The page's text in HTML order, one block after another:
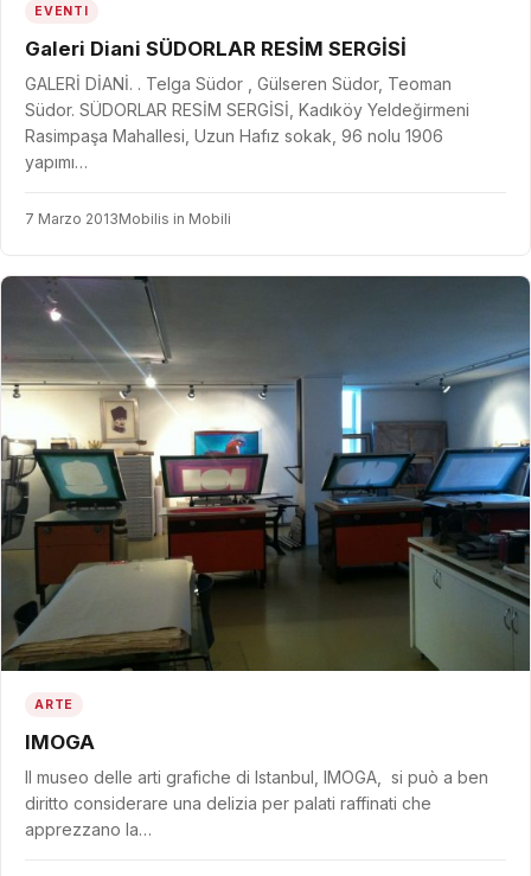
EVENTI
Galeri Diani SÜDORLAR RESİM SERGİSİ
GALERİ DİANİ. . Telga Südor , Gülseren Südor, Teoman
Südor. SÜDORLAR RESİM SERGİSİ, Kadıköy Yeldeğirmeni
Rasimpaşa Mahallesi, Uzun Hafız sokak, 96 nolu 1906
yapımı…
7 Marzo 2013Mobilis in Mobili
ARTE
IMOGA
Il museo delle arti grafiche di Istanbul, IMOGA, si può a ben
diritto considerare una delizia per palati raffinati che
apprezzano la…